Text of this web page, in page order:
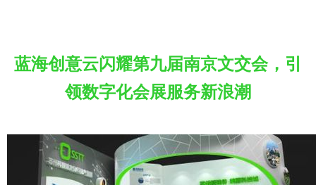
蓝海创意云闪耀第九届南京文交会，引
领数字化会展服务新浪潮